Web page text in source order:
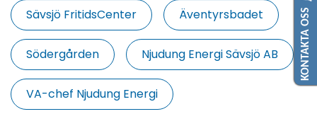
Sävsjö FritidsCenter Äventyrsbadet
Södergården Njudung Energi Sävsjö AB
VA-chef Njudung Energi
KONTAKTA OSS